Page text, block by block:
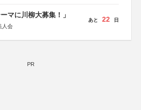
マに川柳大募集！」
人会
あと 22 日
PR